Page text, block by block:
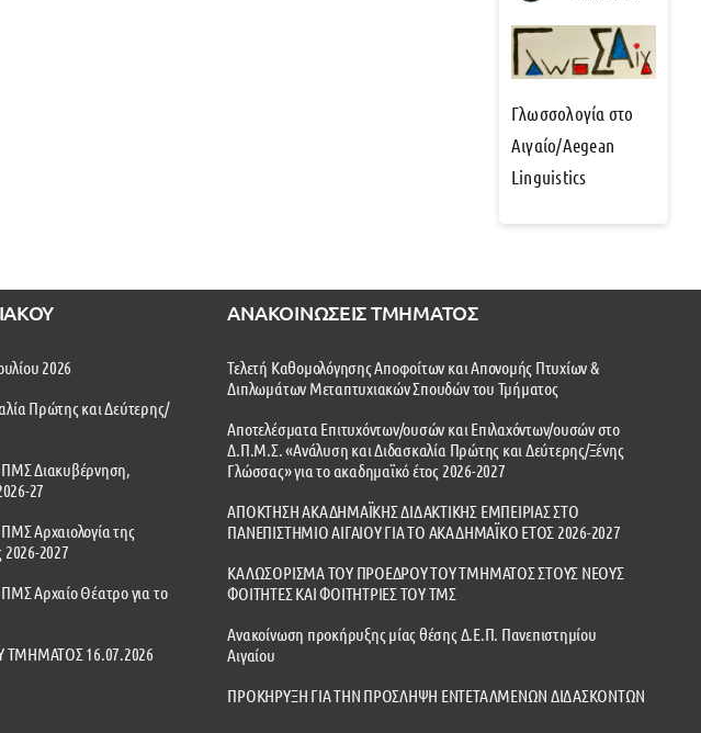
Γλωσσολογία στο
Αιγαίο/Aegean
Linguistics
2026
Πρώτης και Δεύτερης/
Διακυβέρνηση,
27
Αρχαιολογία της
2026-2027
Αρχαίο Θέατρο για το
16.07.2026
ΑΝΑΚΟΙΝΩΣΕΙΣ ΤΜΗΜΑΤΟΣ
Τελετή Καθομολόγησης Αποφοίτων και Απονομής Πτυχίων &
Διπλωμάτων Μεταπτυχιακών Σπουδών του Τμήματος
Αποτελέσματα Επιτυχόντων/ουσών και Επιλαχόντων/ουσών στο
Δ.Π.Μ.Σ. «Ανάλυση και Διδασκαλία Πρώτης και Δεύτερης/Ξένης
Γλώσσας» για το ακαδημαϊκό έτος 2026-2027
ΑΠΟΚΤΗΣΗ ΑΚΑΔΗΜΑΪΚΗΣ ΔΙΔΑΚΤΙΚΗΣ ΕΜΠΕΙΡΙΑΣ ΣΤΟ
ΠΑΝΕΠΙΣΤΗΜΙΟ ΑΙΓΑΙΟΥ ΓΙΑ ΤΟ ΑΚΑΔΗΜΑΪΚΟ ΕΤΟΣ 2026-2027
ΚΑΛΩΣΟΡΙΣΜΑ ΤΟΥ ΠΡΟΕΔΡΟΥ ΤΟΥ ΤΜΗΜΑΤΟΣ ΣΤΟΥΣ ΝΕΟΥΣ
ΦΟΙΤΗΤΕΣ ΚΑΙ ΦΟΙΤΗΤΡΙΕΣ ΤΟΥ ΤΜΣ
Ανακοίνωση προκήρυξης μίας θέσης Δ.Ε.Π. Πανεπιστημίου
Αιγαίου
ΠΡΟΚΗΡΥΞΗ ΓΙΑ ΤΗΝ ΠΡΟΣΛΗΨΗ ΕΝΤΕΤΑΛΜΕΝΩΝ ΔΙΔΑΣΚΟΝΤΩΝ